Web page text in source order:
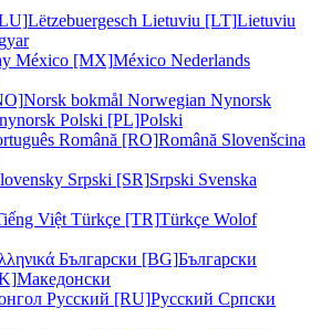
Lëtzebuergesch Lietuviu [LT]Lietuviu
México [MX]México Nederlands
Norsk bokmål Norwegian Nynorsk
Polski [PL]Polski
Română [RO]Română Slovenšcina
Srpski [SR]Srpski Svenska
Việt Türkçe [TR]Türkçe Wolof
Български [BG]Български
Македонски
Русский [RU]Русский Српски